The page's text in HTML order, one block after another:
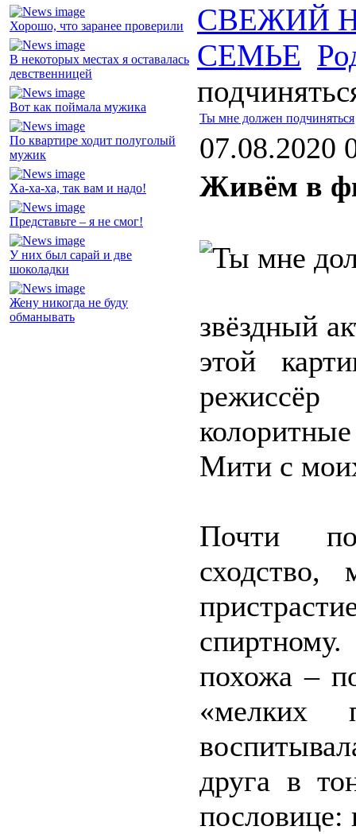
Хорошо, что заранее проверили
В некоторых местах я оставалась
девственницей
Вот как поймала мужика
По квартире ходит полуголый
мужик
Ха-ха-ха, так вам и надо!
Представьте – я не смог!
У них был сарай и две
шоколадки
Жену никогда не буду
обманывать
СВЕЖИЙ
СЕМЬЕ
Ты мне должен подчиняться
07.08.2020
Живём в
звёздный
этой
Мити с
Почти
сходство,
похожа –
«мелких
друга в
пословице: